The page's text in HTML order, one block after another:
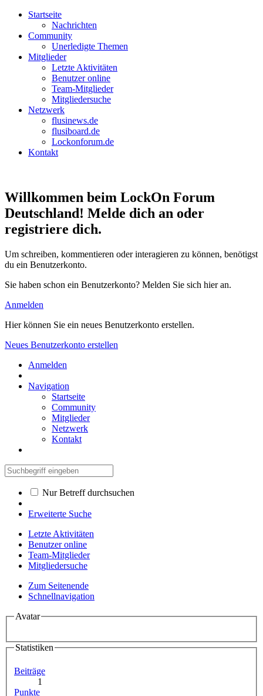
Startseite
Nachrichten
Community
Unerledigte Themen
Mitglieder
Letzte Aktivitäten
Benutzer online
Team-Mitglieder
Mitgliedersuche
Netzwerk
flusinews.de
flusiboard.de
Lockonforum.de
Kontakt
Willkommen beim LockOn Forum
Deutschland! Melde dich an oder
registriere dich.
Um schreiben, kommentieren oder interagieren zu können, benötigst
du ein Benutzerkonto.
Sie haben schon ein Benutzerkonto? Melden Sie sich hier an.
Anmelden
Hier können Sie ein neues Benutzerkonto erstellen.
Neues Benutzerkonto erstellen
Anmelden
Navigation
Startseite
Community
Mitglieder
Netzwerk
Kontakt
Nur Betreff durchsuchen
Erweiterte Suche
Letzte Aktivitäten
Benutzer online
Team-Mitglieder
Mitgliedersuche
Zum Seitenende
Schnellnavigation
Avatar
Statistiken
Beiträge
1
Punkte